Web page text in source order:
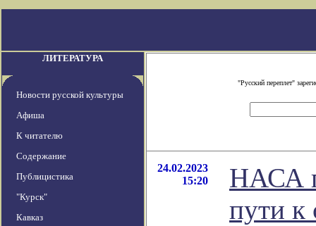
ЛИТЕРАТУРА
Новости русской культуры
Афиша
К читателю
Содержание
Публицистика
"Курск"
Кавказ
"Русский переплет"
24.02.2023
15:20
НАСА
пути к